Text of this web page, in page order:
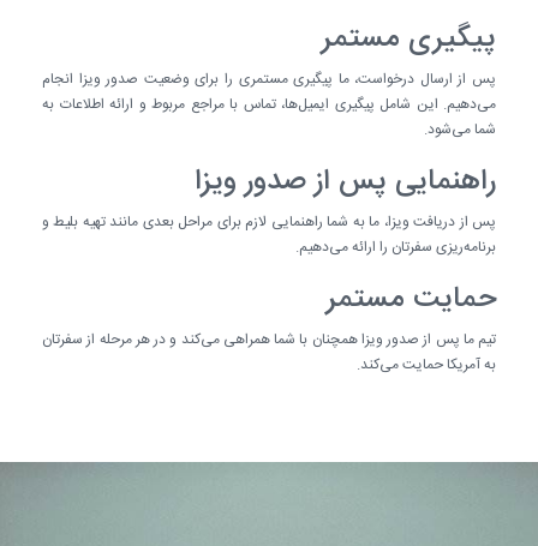
پیگیری مستمر
پس از ارسال درخواست، ما پیگیری مستمری را برای وضعیت صدور ویزا انجام
می‌دهیم. این شامل پیگیری ایمیل‌ها، تماس با مراجع مربوط و ارائه اطلاعات به
شما می‌شود.
راهنمایی پس از صدور ویزا
پس از دریافت ویزا، ما به شما راهنمایی لازم برای مراحل بعدی مانند تهیه بلیط و
برنامه‌ریزی سفرتان را ارائه می‌دهیم.
حمایت مستمر
تیم ما پس از صدور ویزا همچنان با شما همراهی می‌کند و در هر مرحله از سفرتان
به آمریکا حمایت می‌کند.